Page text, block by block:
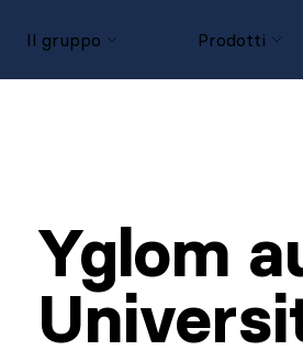
Il gruppo
Prodotti
Yglom